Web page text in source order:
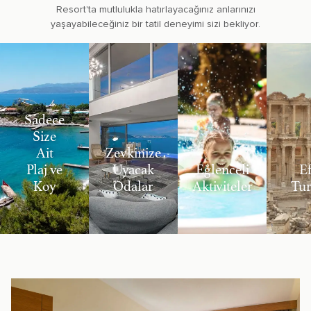
Resort'ta mutlulukla hatırlayacağınız anlarınızı
yaşayabileceğiniz bir tatil deneyimi sizi bekliyor.
Sadece
Size
Ait
Plaj ve
Koy
Zevkinize
Uyacak
Odalar
Eğlenceli
Aktiviteler